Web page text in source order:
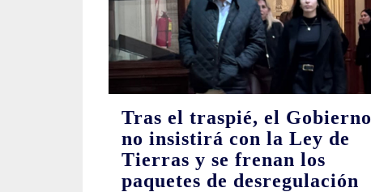
Tras el traspié, el Gobierno
no insistirá con la Ley de
Tierras y se frenan los
paquetes de desregulación